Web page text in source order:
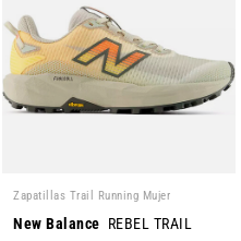
Zapatillas Trail Running Mujer
New Balance REBEL TRAIL